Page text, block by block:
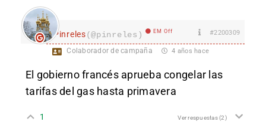
Pinreles(@pinreles) EM Off #2200309
Colaborador de campaña 4 años hace
El gobierno francés aprueba congelar las
tarifas del gas hasta primavera
1 Ver respuestas(2)